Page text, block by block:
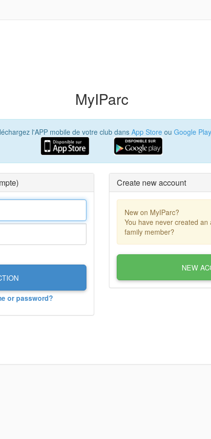
MyIParc
l'APP mobile de votre club dansApp Store ou Google Play
or password?
Create new account
New on MyIParc?
You have never created
family member?
NEW